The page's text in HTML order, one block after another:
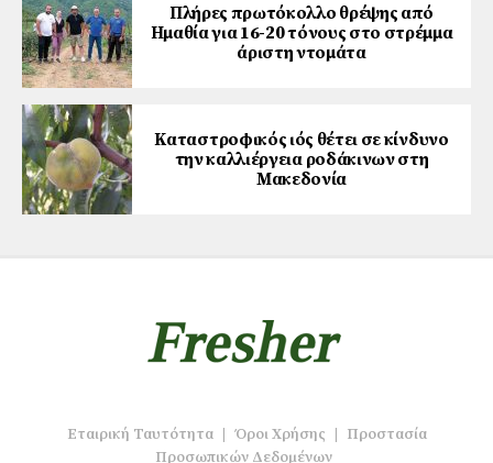
Πλήρες πρωτόκολλο θρέψης από
Ημαθία για 16-20 τόνους στο στρέμμα
άριστη ντομάτα
Καταστροφικός ιός θέτει σε κίνδυνο
την καλλιέργεια ροδάκινων στη
Μακεδονία
Εταιρική Ταυτότητα | Όροι Χρήσης | Προστασία
Προσωπικών Δεδομένων